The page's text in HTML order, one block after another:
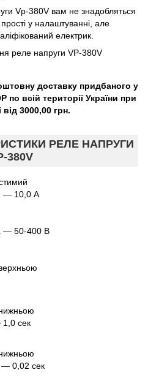
Vp-380V вам не знадобляться
у налаштуванні, але
електрик.
доставку придбаного у
по всій території України при
від 3000,00 грн.
РЕЛЕ НАПРУГИ
380V
— 10,0 А
— 50-400 В
сек
0,02 сек